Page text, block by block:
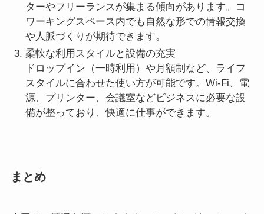
ターやフリーランスが集まる傾向があります。コ
ワーキングスペース内でも自然な形での情報交換
や人脈づくりが期待できます。
柔軟な利用スタイルと設備の充実
ドロップイン（一時利用）や月額制など、ライフ
スタイルに合わせた使い方が可能です。Wi-Fi、電
源、プリンター、会議室などビジネスに必要な設
備が整っており、快適に仕事ができます。
まとめ